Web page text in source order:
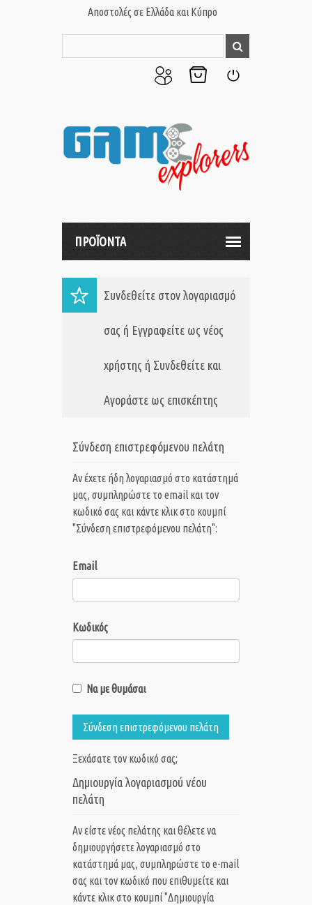
Αποστολές σε Ελλάδα και Κύπρο
μου
ΠΡΟΪΟΝΤΑ
Συνδεθείτε στον λογαριασμό
σας ή Εγγραφείτε ως νέος
χρήστης ή Συνδεθείτε και
Αγοράστε ως επισκέπτης
Σύνδεση επιστρεφόμενου πελάτη
Αν έχετε ήδη λογαριασμό στο κατάστημά
μας, συμπληρώστε το email και τον
κωδικό σας και κάντε κλικ στο κουμπί
"Σύνδεση επιστρεφόμενου πελάτη":
Email
Κωδικός
Να με θυμάσαι
Σύνδεση επιστρεφόμενου πελάτη
Ξεχάσατε τον κωδικό σας;
Δημιουργία λογαριασμού νέου
πελάτη
Αν είστε νέος πελάτης και θέλετε να
δημιουργήσετε λογαριασμό στο
κατάστημά μας, συμπληρώστε το e-mail
σας και τον κωδικό που επιθυμείτε και
κάντε κλικ στο κουμπί "Δημιουργία